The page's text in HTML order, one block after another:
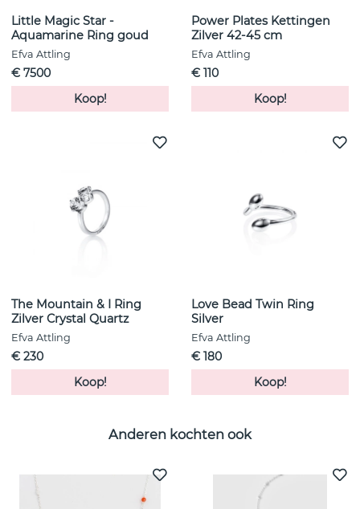
Little Magic Star -
Aquamarine Ring goud
Efva Attling
€ 7500
Koop!
Power Plates Kettingen
Zilver 42-45 cm
Efva Attling
€ 110
Koop!
The Mountain & I Ring
Zilver Crystal Quartz
Efva Attling
€ 230
Koop!
Love Bead Twin Ring
Silver
Efva Attling
€ 180
Koop!
Anderen kochten ook